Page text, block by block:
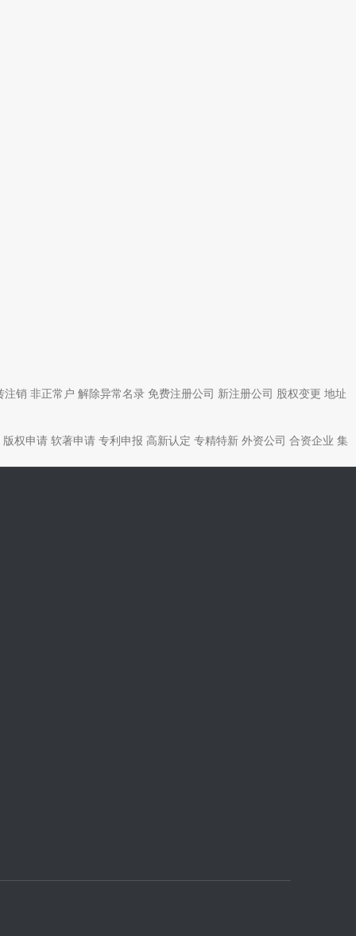
注销 非正常户 解除异常名录 免费注册公司 新注册公司 股权变更 地址
版权申请 软著申请 专利申报 高新认定 专精特新 外资公司 合资企业 集